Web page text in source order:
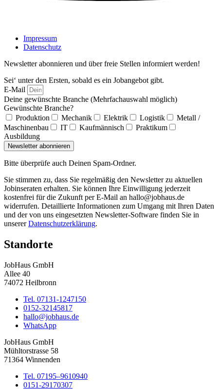
Impressum
Datenschutz
Newsletter abonnieren und über freie Stellen informiert werden!
Sei‘ unter den Ersten, sobald es ein Jobangebot gibt.
E-Mail
Deine gewünschte Branche (Mehrfachauswahl möglich)
Gewünschte Branche?
Produktion
Mechanik Elektrik Logistik
Metall /
Maschinenbau
IT Kaufmännisch
Praktikum
Ausbildung
Newsletter abonnieren
Bitte überprüfe auch Deinen Spam-Ordner.
Sie stimmen zu, dass Sie regelmäßig den Newsletter zu aktuellen
Jobinseraten erhalten. Sie können Ihre Einwilligung jederzeit
kostenfrei für die Zukunft per E-Mail an hallo@jobhaus.de
widerrufen. Detaillierte Informationen zum Umgang mit Ihren Daten
und der von uns eingesetzten Newsletter-Software finden Sie in
unsererDatenschutzerklärung.
Standorte
JobHaus GmbH
Allee 40
74072 Heilbronn
Tel. 07131-1247150
0152-32145817
hallo@jobhaus.de
WhatsApp
JobHaus GmbH
Mühltorstrasse 58
71364 Winnenden
Tel. 07195–9610940
0151-29170307